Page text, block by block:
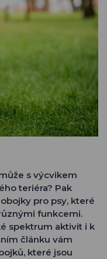
s výcvikem
teriéra? Pak
pro psy, které
funkcemi.
spektrum aktivit i k
článku vám
které jsou